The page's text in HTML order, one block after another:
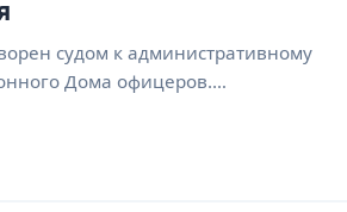
судом к административному
Дома офицеров.…